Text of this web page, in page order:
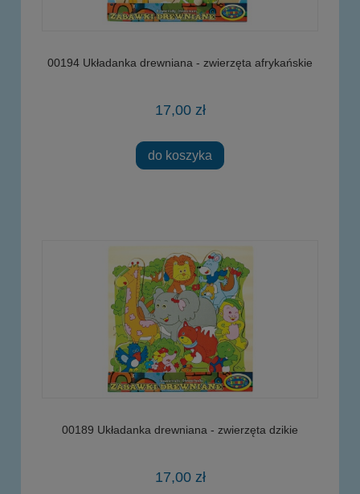
00194 Układanka drewniana - zwierzęta afrykańskie
17,00 zł
do koszyka
00189 Układanka drewniana - zwierzęta dzikie
17,00 zł